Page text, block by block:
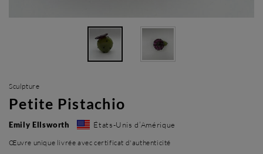
Sculpture
Petite Pistachio
Emily Ellsworth États-Unis d’Amérique
Œuvre unique livrée avec certificat d'authenticité